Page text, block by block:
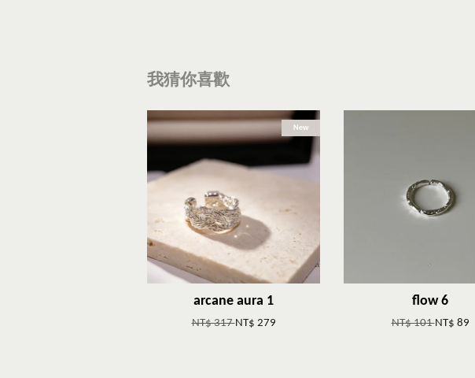
我猜你喜歡
New
arcane aura 1
NT$ 317NT$ 279
flow 6
NT$ 101NT$ 89